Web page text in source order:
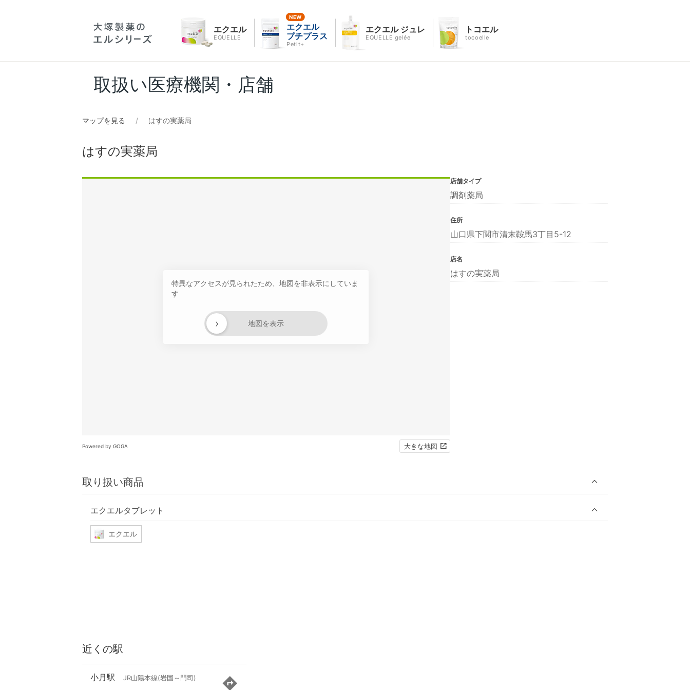
エクエル
EQUELLE
エクエル
プチプラス
Petit+
エクエル ジュレ
EQUELLE gelée
トコエル
tocoelle
取扱い医療機関・店舗
マップを見る はすの実薬局
はすの実薬局
特異なアクセスが見られたため、地図を非表示にしていま
す
地図を表示
›
Powered by GOGA 大きな地図
取り扱い商品
エクエルタブレット
エクエル
店舗タイプ
調剤薬局
住所
山口県下関市清末鞍馬3丁目5-12
店名
はすの実薬局
近くの駅
小月駅 JR山陽本線(岩国～門司)